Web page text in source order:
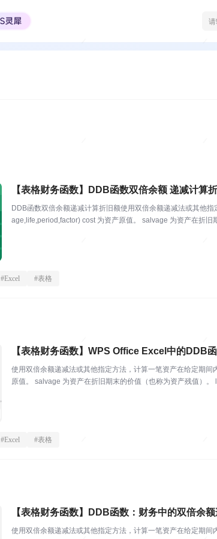
【表格财务函数】DDB函数双倍余额 递减计算
DDB函数双倍余额递减计算折旧额使用双倍余额递减法或其他
age,life,period,factor) cost 为资产原值。 salvage 为资产在折旧
#Excel #表格
【表格财务函数】WPS Office Excel中的DDB
使用双倍余额递减法或其他指定方法，计算一笔资产在给定期
原值。 salvage 为资产在折旧期末的价值（也称为资产残值）。
#Excel #表格
【表格财务函数】DDB函数：财务中的双倍余
使用双倍余额递减法或其他指定方法，计算一笔资产在给定期